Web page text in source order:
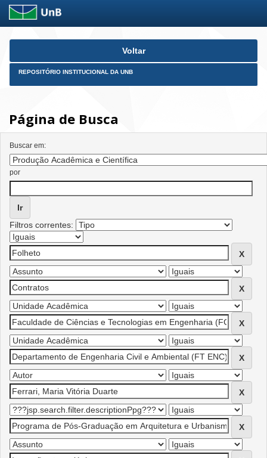
Skip
Voltar
REPOSITÓRIO INSTITUCIONAL DA UNB
Página de Busca
Buscar em:
por
Filtros correntes: